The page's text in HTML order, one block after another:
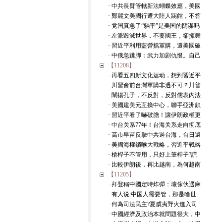
· 中共長臂管轄新法蝴蝶效應，美國
· 鄭麗文美國行遭大陸人踢館，不答
· 党国真急了“躺平”是美国的阴谋吗
· 左派毀滅世界，不要國王，卻揮舞
· 習近平利用藍營擋軍購，遭美國破
· 中俄急跳脚：武力加剧仇恨。自己
【11208】
· 再看五四新文化运动，想到習近平
· 川習會前台灣軍購非過不可？川普
· 闡揚孔子，不反對，反對儒表內法
· 美國建美元互換中心，聯手亞洲鎖
· 習近平看了嚇破膽！讓伊朗政權更
· 中台关系77年！台海关系走向彻底
· 高市早苗反擊中共過台海，台日還
· 美國海權鎖喉大戰略，習近平戰略
· 槍桿子不管用，只好上筆桿子?謊
· 比較伊朗後，再比越南，為何越南
【11205】
· 拜登稱中國定時炸彈：壞傢伙遇麻
· 有人说:中国人需要管，那是啥世
· 何為司法民主?夏威夷野火進入司
· 中國經濟及政治本就問題很大，中